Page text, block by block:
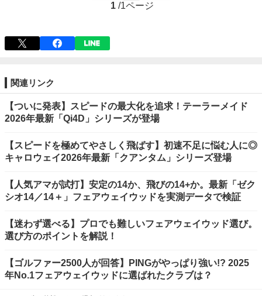
1 /1ページ
関連リンク
【ついに発表】スピードの最大化を追求！テーラーメイド
2026年最新「Qi4D」シリーズが登場
【スピードを極めてやさしく飛ばす】初速不足に悩む人に◎
キャロウェイ2026年最新「クアンタム」シリーズ登場
【人気アマが試打】安定の14か、飛びの14+か。最新「ゼク
シオ14／14＋」フェアウェイウッドを実測データで検証
【迷わず選べる】プロでも難しいフェアウェイウッド選び。
選び方のポイントを解説！
【ゴルファー2500人が回答】PINGがやっぱり強い!? 2025
年No.1フェアウェイウッドに選ばれたクラブは？